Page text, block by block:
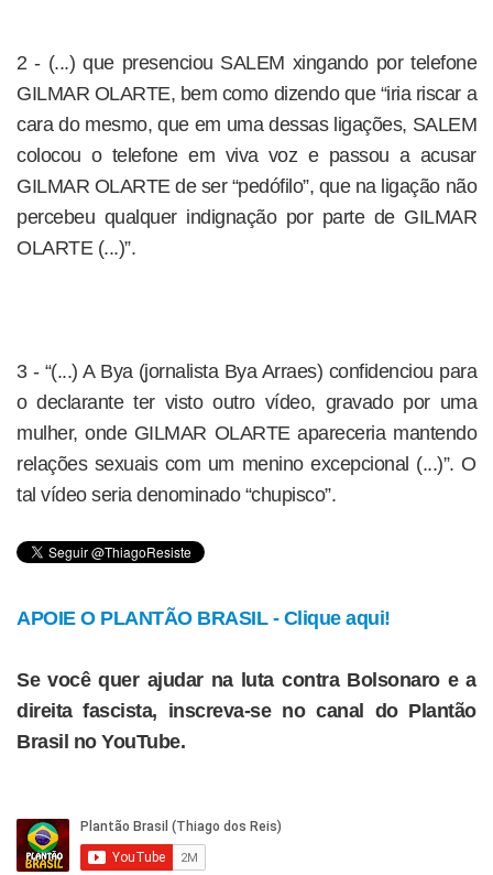
2 - (...) que presenciou SALEM xingando por telefone
GILMAR OLARTE, bem como dizendo que “iria riscar a
cara do mesmo, que em uma dessas ligações, SALEM
colocou o telefone em viva voz e passou a acusar
GILMAR OLARTE de ser “pedófilo”, que na ligação não
percebeu qualquer indignação por parte de GILMAR
OLARTE (...)”.
3 - “(...) A Bya (jornalista Bya Arraes) confidenciou para
o declarante ter visto outro vídeo, gravado por uma
mulher, onde GILMAR OLARTE apareceria mantendo
relações sexuais com um menino excepcional (...)”. O
tal vídeo seria denominado “chupisco”.
APOIE O PLANTÃO BRASIL - Clique aqui!
Se você quer ajudar na luta contra Bolsonaro e a
direita fascista, inscreva-se no canal do Plantão
Brasil no YouTube.